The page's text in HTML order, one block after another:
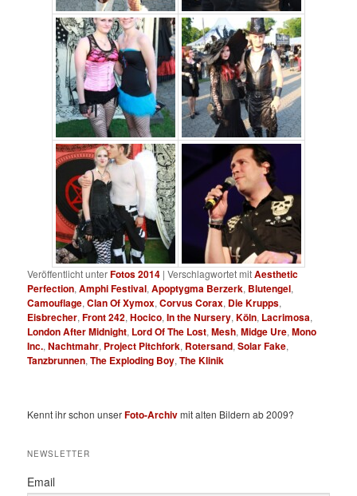
Veröffentlicht unterFotos 2014 |Verschlagwortet mitAesthetic
Perfection,Amphi Festival,Apoptygma Berzerk, Blutengel,
Camouflage,Clan Of Xymox,Corvus Corax, Die Krupps,
Eisbrecher,Front 242,Hocico,In the Nursery,Köln, Lacrimosa,
London After Midnight, Lord Of The Lost,Mesh,Midge Ure,Mono
Inc.,Nachtmahr, Project Pitchfork, Rotersand,Solar Fake,
Tanzbrunnen,The Exploding Boy,The Klinik
Kennt ihr schon unserFoto-Archivmit alten Bildern ab 2009?
NEWSLETTER
Email